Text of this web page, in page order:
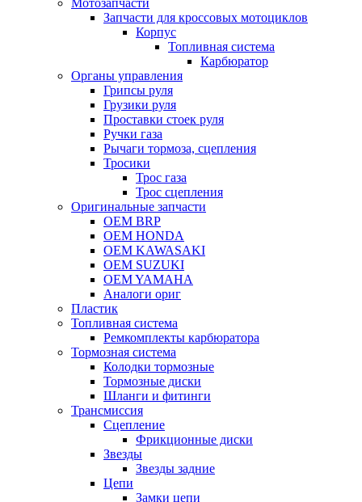
Мотозапчасти
Запчасти для кроссовых мотоциклов
Корпус
Топливная система
Карбюратор
Органы управления
Грипсы руля
Грузики руля
Проставки стоек руля
Ручки газа
Рычаги тормоза, сцепления
Тросики
Трос газа
Трос сцепления
Оригинальные запчасти
OEM BRP
OEM HONDA
OEM KAWASAKI
OEM SUZUKI
OEM YAMAHA
Аналоги ориг
Пластик
Топливная система
Ремкомплекты карбюратора
Тормозная система
Колодки тормозные
Тормозные диски
Шланги и фитинги
Трансмиссия
Cцепление
Фрикционные диски
Звезды
Звезды задние
Цепи
Замки цепи